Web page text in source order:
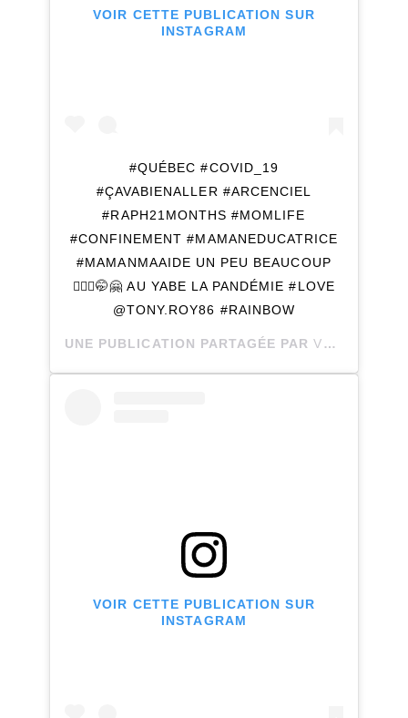
VOIR CETTE PUBLICATION SUR
INSTAGRAM
#QUÉBEC #COVID_19
#ÇAVABIENALLER #ARCENCIEL
#RAPH21MONTHS #MOMLIFE
#CONFINEMENT #MAMANEDUCATRICE
#MAMANMAAIDE UN PEU BEAUCOUP
🤷🏼‍♀️🤭🤗 AU YABE LA PANDÉMIE #LOVE
@TONY.ROY86 #RAINBOW
UNE PUBLICATION PARTAGÉE PARVÉRONIQUE PARIS
VOIR CETTE PUBLICATION SUR
INSTAGRAM